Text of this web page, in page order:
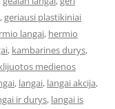
,geriausi plastikiniai
langai, hermio
, kambarines durys,
medienos
, langai, langai akcija,
ir durys, langai is